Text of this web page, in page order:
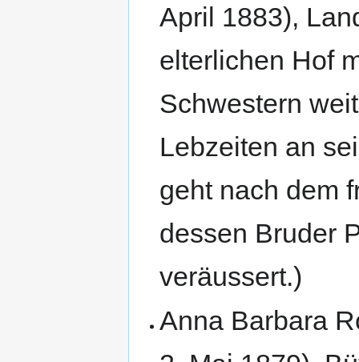
April 1883),
elterlichen Hof
Schwestern
Lebzeiten an
geht nach dem
dessen Bruder
veräussert.)
Anna Barbara